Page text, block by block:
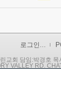
로그인...
교회 담임:박경호
VALLEY RD.